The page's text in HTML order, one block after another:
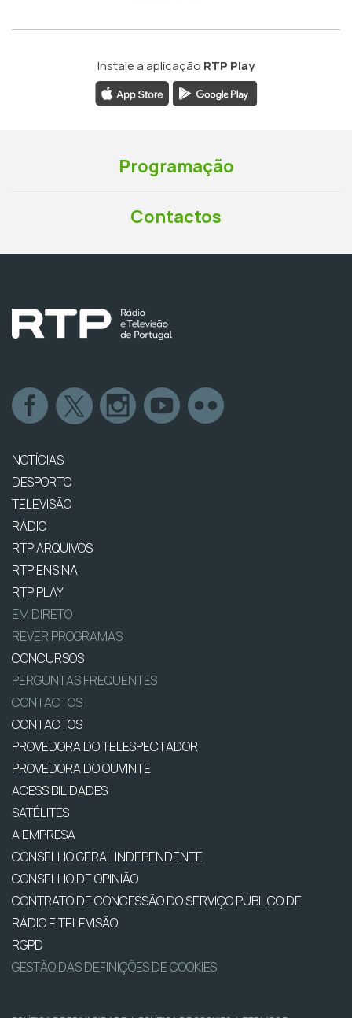
Instale a aplicação RTP Play
Programação
Contactos
NOTÍCIAS
DESPORTO
TELEVISÃO
RÁDIO
RTP ARQUIVOS
RTP ENSINA
RTP PLAY
EM DIRETO
REVER PROGRAMAS
CONCURSOS
PERGUNTAS FREQUENTES
CONTACTOS
CONTACTOS
PROVEDORA DO TELESPECTADOR
PROVEDORA DO OUVINTE
ACESSIBILIDADES
SATÉLITES
A EMPRESA
CONSELHO GERAL INDEPENDENTE
CONSELHO DE OPINIÃO
CONTRATO DE CONCESSÃO DO SERVIÇO PÚBLICO DE
RÁDIO E TELEVISÃO
RGPD
GESTÃO DAS DEFINIÇÕES DE COOKIES